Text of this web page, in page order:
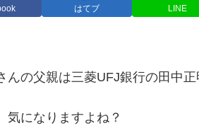
はてブ LINE
の父親は三菱UFJ銀行の田中正
気になりますよね？